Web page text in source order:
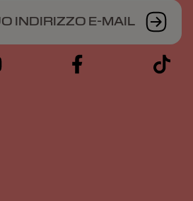
INDIRIZZO E-MAIL